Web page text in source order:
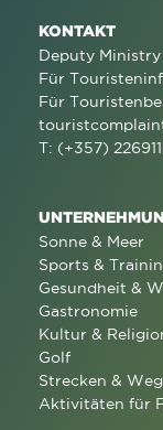
KONTAKT
Deputy
Für
Für
T: (+357)
Sonne & Meer
Sports &
Gesundheit &
Gastronomie
Kultur &
Golf
Strecken &
Aktivitäten für